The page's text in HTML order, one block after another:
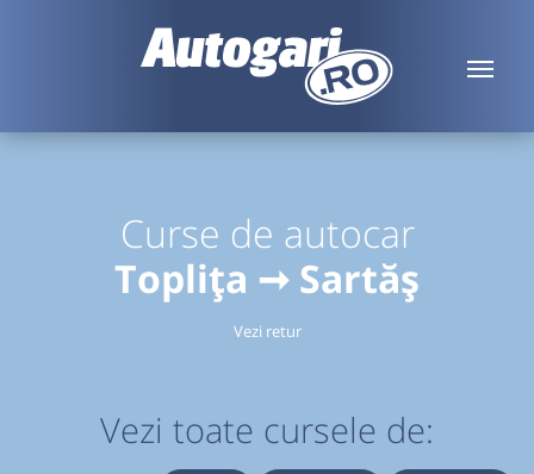
Curse de autocar
Toplița ➞ Sartăș
Vezi retur
Vezi toate cursele de: